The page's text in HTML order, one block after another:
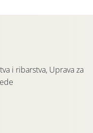
i ribarstva, Uprava za